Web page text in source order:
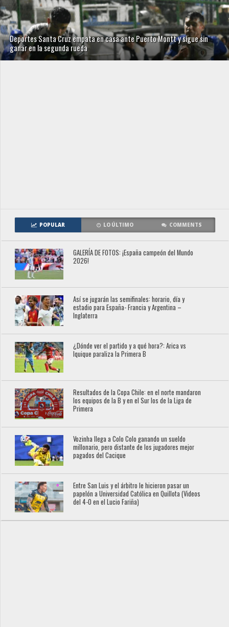
Deportes Santa Cruz empata en casa ante Puerto Montt y sigue sin
ganar en la segunda rueda
POPULAR LO ÚLTIMO COMMENTS
GALERÍA DE FOTOS: ¡España campeón del Mundo
2026!
Así se jugarán las semifinales: horario, día y
estadio para España- Francia y Argentina –
Inglaterra
¿Dónde ver el partido y a qué hora?: Arica vs
Iquique paraliza la Primera B
Resultados de la Copa Chile: en el norte mandaron
los equipos de la B y en el Sur los de la Liga de
Primera
Vozinha llega a Colo Colo ganando un sueldo
millonario, pero distante de los jugadores mejor
pagados del Cacique
Entre San Luis y el árbitro le hicieron pasar un
papelón a Universidad Católica en Quillota (Videos
del 4-0 en el Lucio Fariña)